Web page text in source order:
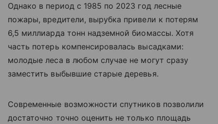
Однако в период с 1985 по 2023 год лесные
пожары, вредители, вырубка привели к потерям
6,5 миллиарда тонн надземной биомассы. Хотя
часть потерь компенсировалась высадками:
молодые леса в любом случае не могут сразу
заместить выбывшие старые деревья.
Современные возможности спутников позволили
достаточно точно оценить не только площадь